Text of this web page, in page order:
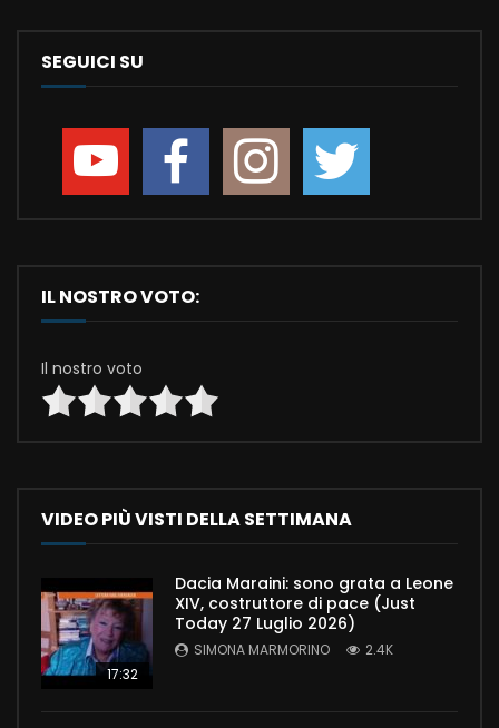
SEGUICI SU
IL NOSTRO VOTO:
Il nostro voto
VIDEO PIÙ VISTI DELLA SETTIMANA
17:32
Dacia Maraini: sono grata a Leone
XIV, costruttore di pace (Just
Today 27 Luglio 2026)
SIMONA MARMORINO 2.4K